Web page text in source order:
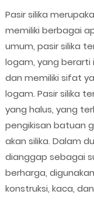
Pasir silika
memiliki berbagai
umum, pasir silika
logam, yang
dan memiliki sifat
logam. Pasir silika
yang halus, yang
pengikisan batuan
akan silika. Dalam
dianggap sebagai
berharga,
konstruksi, kaca,